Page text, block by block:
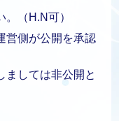
（H.N可）
営側が公開を承認
しては非公開と